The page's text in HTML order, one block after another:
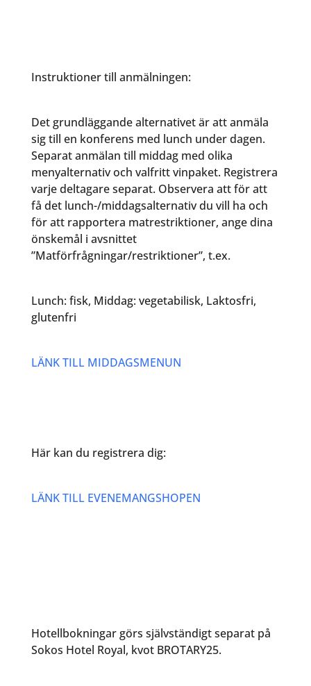
Instruktioner till anmälningen:
Det grundläggande alternativet är att anmäla
sig till en konferens med lunch under dagen.
Separat anmälan till middag med olika
menyalternativ och valfritt vinpaket. Registrera
varje deltagare separat. Observera att för att
få det lunch-/middagsalternativ du vill ha och
för att rapportera matrestriktioner, ange dina
önskemål i avsnittet
”Matförfrågningar/restriktioner”, t.ex.
Lunch: fisk, Middag: vegetabilisk, Laktosfri,
glutenfri
LÄNK TILL MIDDAGSMENUN
Här kan du registrera dig:
LÄNK TILL EVENEMANGSHOPEN
Hotellbokningar görs självständigt separat på
Sokos Hotel Royal, kvot BROTARY25.